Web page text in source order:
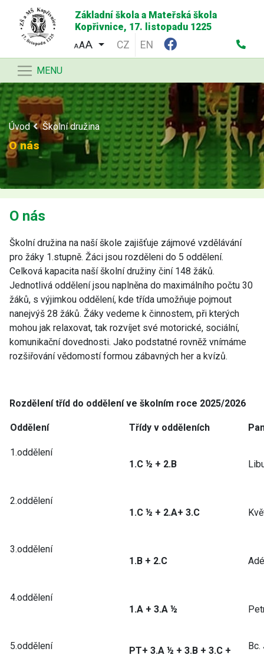
Základní škola a Mateřská škola
Kopřivnice, 17. listopadu 1225
AA CZ EN
MENU
Úvod Školní družina
O nás
O nás
Školní družina na naší škole zajišťuje zájmové vzdělávání
pro žáky 1.stupně. Žáci jsou rozděleni do 5 oddělení.
Celková kapacita naší školní družiny činí 148 žáků.
Jednotlivá oddělení jsou naplněna do maximálního počtu 30
žáků, s výjimkou oddělení, kde třída umožňuje pojmout
nanejvýš 28 žáků. Žáky vedeme k činnostem, při kterých
mohou jak relaxovat, tak rozvíjet své motorické, sociální,
komunikační dovednosti. Jako podstatné rovněž vnímáme
rozšiřování vědomostí formou zábavných her a kvízů.
Rozdělení tříd do oddělení ve školním roce 2025/2026
Oddělení Třídy v odděleních
1.oddělení
1.C ½ + 2.B
2.oddělení
1.C ½ + 2.A+ 3.C
3.oddělení
1.B + 2.C
4.oddělení
1.A + 3.A ½
5.oddělení
PT+ 3.A ½ + 3.B + 3.C +
Bc.